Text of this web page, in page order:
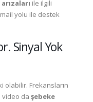
arızaları ile ilgili
yolu ile destek
Sinyal Yok
olabilir. Frekansların
video da şebeke